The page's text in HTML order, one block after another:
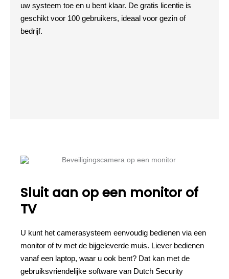
uw systeem toe en u bent klaar. De gratis licentie is
geschikt voor 100 gebruikers, ideaal voor gezin of
bedrijf.
Sluit aan op een monitor of
TV
U kunt het camerasysteem eenvoudig bedienen via een
monitor of tv met de bijgeleverde muis. Liever bedienen
vanaf een laptop, waar u ook bent? Dat kan met de
gebruiksvriendelijke software van Dutch Security